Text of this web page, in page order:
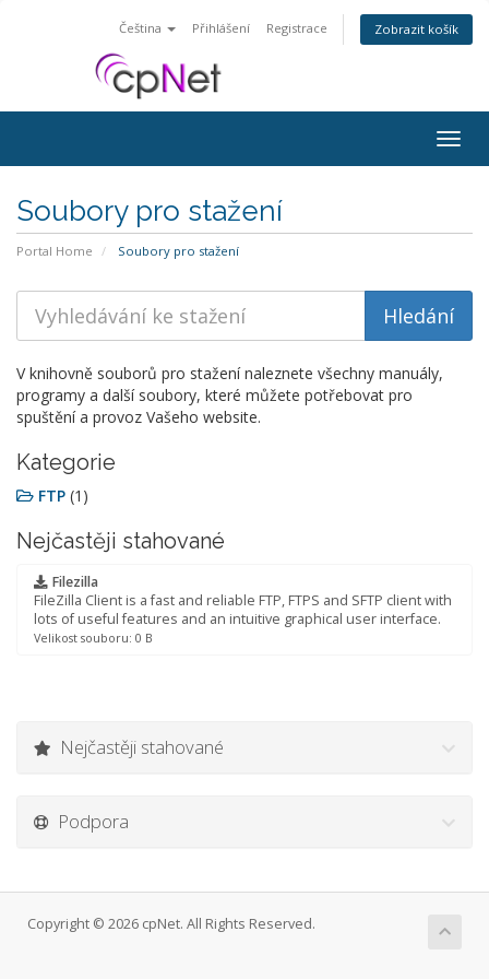
Čeština Přihlášení Registrace Zobrazit košík
Soubory pro stažení
Portal Home Soubory pro stažení
V knihovně souborů pro stažení naleznete všechny manuály,
programy a další soubory, které můžete potřebovat pro
spuštění a provoz Vašeho website.
Kategorie
FTP (1)
Nejčastěji stahované
Filezilla
FileZilla Client is a fast and reliable FTP, FTPS and SFTP client with
lots of useful features and an intuitive graphical user interface.
Velikost souboru: 0 B
Nejčastěji stahované
Podpora
Copyright © 2026 cpNet. All Rights Reserved.